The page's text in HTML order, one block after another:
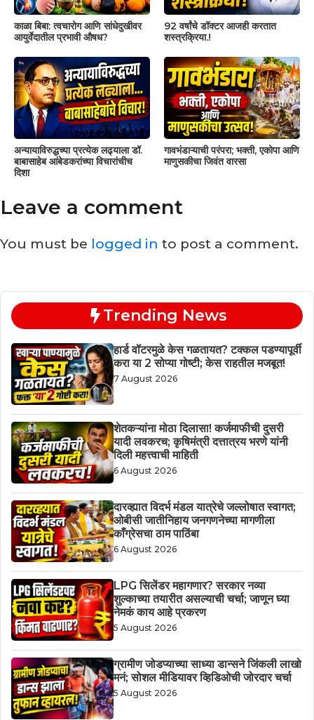
काळा बिबा: त्वचारोग आणि सांधेदुखीवर
आयुर्वेदातील प्रभावी औषध?
92 वर्षांचे डॉक्टर आजही करतात
शस्त्रक्रिया.!
अन्यायाविरुद्धच्या प्रत्येक लढ्याला डॉ.
बाबासाहेब आंबेडकरांच्या विचारांचीच
दिशा
गावभंडाऱ्याची परंपरा; भक्ती, एकोपा आणि
माणुसकीचा जिवंत वारसा
Leave a comment
You must be logged in to post a comment.
Trending News
हार्ड वॉटरमुळे केस गळतायत? टक्कल पडण्यापूर्वी
करा या 2 सोप्या गोष्टी; केस राहतील मजबूत!
7 August 2026
शेतकऱ्यांना मोठा दिलासा! कर्जमाफीची दुसरी
यादी लवकरच; कृषिमंत्री दत्तात्रय भरणे यांनी
दिली महत्त्वाची माहिती
6 August 2026
दारव्ह्यात विदर्भ मंडल यात्रेचे जल्लोषात स्वागत;
ओबीसी जातीनिहाय जनगणनेच्या मागणीला
काँग्रेसचा ठाम पाठिंबा
6 August 2026
LPG सिलेंडर महागणार? सरकार नव्या
शुल्काच्या तयारीत असल्याची चर्चा; जाणून घ्या
नेमकं काय आहे प्रकरण
5 August 2026
ग्रामीण जोडप्याच्या साध्या डान्सने जिंकली लाखो
मनं; सोशल मीडियावर व्हिडिओची जोरदार चर्चा
5 August 2026